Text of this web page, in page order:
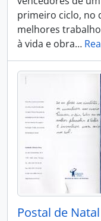
primeiro ciclo, no
melhores
à vida e obra…
Postal de